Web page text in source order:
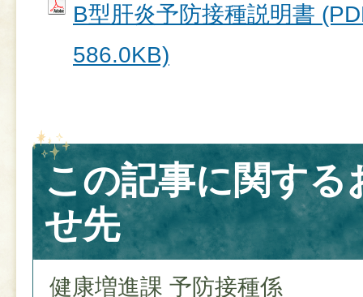
B型肝炎予防接種説明書
586.0KB)
この記事に関する
せ先
健康増進課 予防接種係